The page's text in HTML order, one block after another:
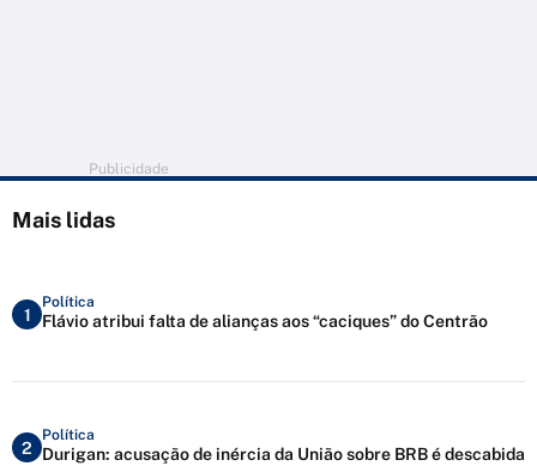
Publicidade
Mais lidas
1
Política
Flávio atribui falta de alianças aos “caciques” do Centrão
2
Política
Durigan: acusação de inércia da União sobre BRB é descabida